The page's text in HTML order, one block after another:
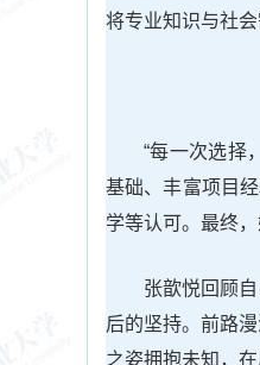
将专业知识与社
“每一次选择
基础、丰富项目
学等认可。最终
张歆悦回顾
后的坚持。前路
之姿拥抱未知，